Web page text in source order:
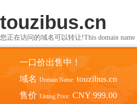
touzibus.cn
您正在访问的域名可以转让!This domain name
一口价出售中！
域名 Domain Name: touzibus.cn
售价 Listing Price: CNY 999.00